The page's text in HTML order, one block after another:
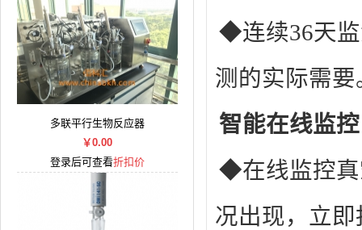
◆连续36天监
测的实际需要
智能在线监控
◆在线监控真
况出现，立
多联平行生物反应器
￥0.00
登录后可查看折扣价